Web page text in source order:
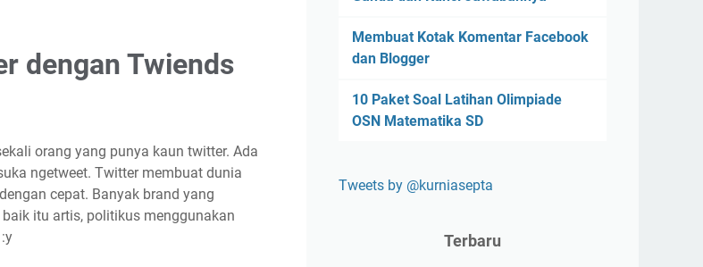
dengan Twiends
orang yang punya kaun twitter. Ada
ngetweet. Twitter membuat dunia
cepat. Banyak brand yang
itu artis, politikus menggunakan
Membuat Kotak Komentar Facebook
dan Blogger
10 Paket Soal Latihan Olimpiade
OSN Matematika SD
Tweets by @kurniasepta
Terbaru